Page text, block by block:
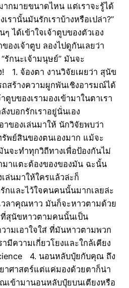
ากมายขนาดไหน แต่เราจะรู้ได้
เรานั้นมันรักเราบ้างหรือเปล่า?”
ได้เข้าใจเจ้าตูบของตัวเอง
องเจ้าตูบ ลองไปดูกันเลยว่า
รักนะเจ้ามนุษย์” มันจะ
1. จ้องตา งานวิจัยเผยว่า สุนัข
สร้างความผูกพันเชิงอารมณ์ได้
บของเรามองเข้ามาในตาเรา
งบอกรักเราอยู่นั่นเอง
ของเล่นมาให้ นักวิจัยพบว่า
พย์สินของตนเองมาก แม้จะ
นจะทำทุกวิถีทางเพื่อป้องกันไม่
าแตะต้องของของมัน ฉะนั้น
ล่นมาให้ใครแล้วล่ะก็
กและไว้ใจคนคนนั้นมากเลยล่ะ
ลาคุณหาว มันก็จะหาวตามด้วย
สุนัขหาวตามคนนั้นเป็น
ามเอาใจใส่ ที่มันหาวตามพวก
ามีความเกี่ยวโยงและใกล้เคียง
4. นอนหลับปุ๋ยกับคุณ ถึง
าศาสตร์แต่แค่มองด้วยตาก็น่า
เข้ามานอนหลับปุ๋ยบนเตียงหรือ